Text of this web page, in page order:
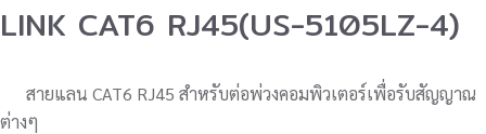
LINK CAT6 RJ45(US-5105LZ-4)
สายแลน CAT6 RJ45 สำหรับต่อพ่วงคอมพิวเตอร์เพื่อรับสัญญาณ
ต่างๆ